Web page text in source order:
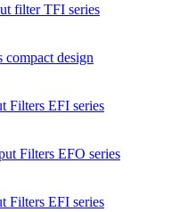
filter TFI series
compact design
Filters EFI series
Filters EFO series
Filters EFI series